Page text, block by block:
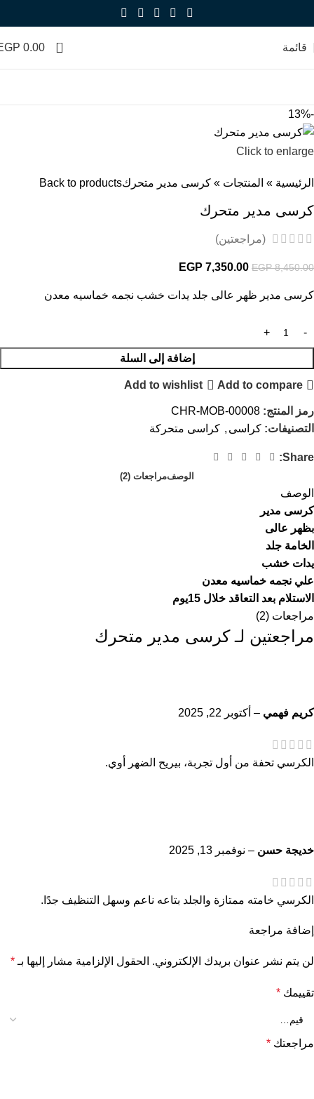
قائمة 0
0.00
-13%
Click to enlarge
الرئيسية » المنتجات » كرسى مدير متحركBack to products
كرسى مدير متحرك
(مراجعتين)
EGP8,450.00
EGP 7,350.00
كرسى مدير ظهر عالى جلد يدات خشب نجمه خماسيه معدن
إضافة إلى السلة
Add to compare
Add to wishlist
رمز المنتج: CHR-MOB-00008
التصنيفات: كراسى , كراسى متحركة
Share:
الوصفمراجعات (2)
الوصف
كرسى مدير
بظهر عالى
الخامة جلد
يدات خشب
علي نجمه خماسيه معدن
الاستلام بعد التعاقد خلال 15يوم
مراجعات (2)
مراجعتين لـكرسى مدير متحرك
كريم فهمي – أكتوبر 22, 2025
الكرسي تحفة من أول تجربة، بيريح الضهر أوي.
خديجة حسن – نوفمبر 13, 2025
الكرسي خامته ممتازة والجلد بتاعه ناعم وسهل التنظيف جدًا.
إضافة مراجعة
لن يتم نشر عنوان بريدك الإلكتروني. الحقول الإلزامية مشار إليها بـ *
تقييمك *
مراجعتك *